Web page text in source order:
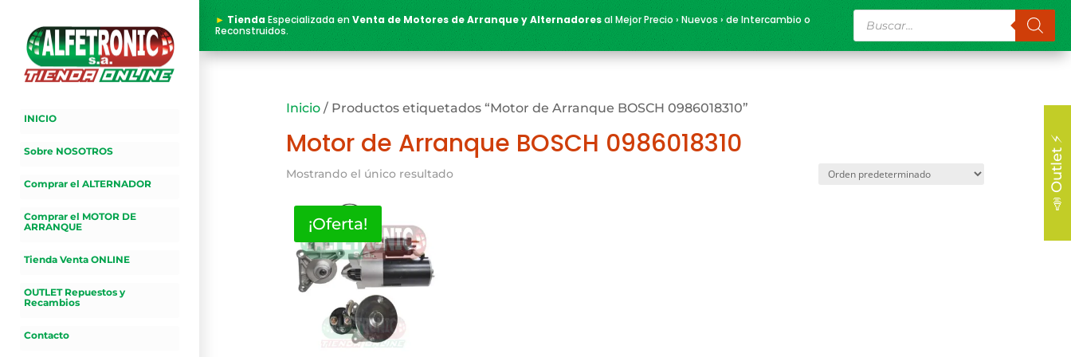
INICIO
Sobre NOSOTROS
Comprar el ALTERNADOR
Comprar el MOTOR DE
ARRANQUE
Tienda Venta ONLINE
OUTLET Repuestos y
Recambios
Contacto
► TiendaEspecializada enVenta de Motores de Arranque y Alternadoresal Mejor Precio › Nuevos › de Intercambio o
Reconstruidos.
Búsqueda
de
productos
Inicio / Productos etiquetados “Motor de Arranque BOSCH 0986018310”
Motor de Arranque BOSCH 0986018310
Mostrando el único resultado
¡Oferta!
📣 Outlet ⚡